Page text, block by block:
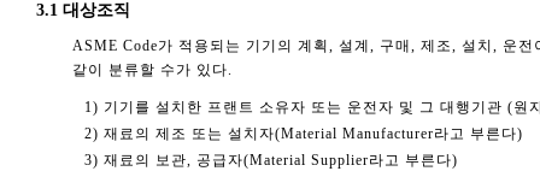
3.1 대상조직
ASME Code가 적용되는 기기의 계획, 설계, 구매, 제조, 설치, 운
같이 분류할 수가 있다.
1) 기기를 설치한 프랜트 소유자 또는 운전자 및 그 대행기관 (
2) 재료의 제조 또는 설치자(Material Manufacturer라고 부른다)
3) 재료의 보관, 공급자(Material Supplier라고 부른다)